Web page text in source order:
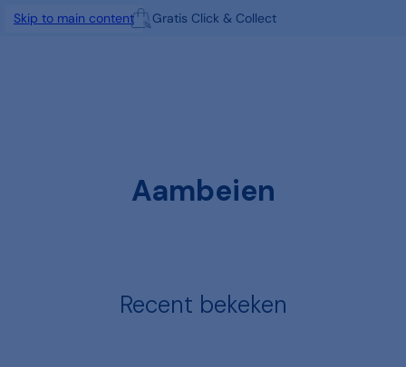
Skip to main content Gratis Click & Collect
Aambeien
Recent bekeken